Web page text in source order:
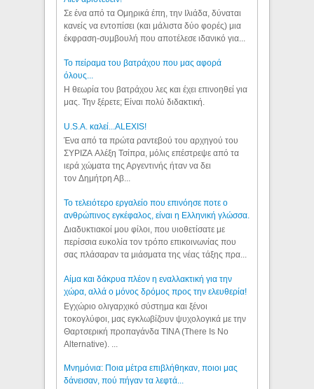
Σε ένα από τα Ομηρικά έπη, την Ιλιάδα, δύναται
κανείς να εντοπίσει (και μάλιστα δύο φορές) μια
έκφραση-συμβουλή που αποτέλεσε ιδανικό για...
Το πείραμα του βατράχου που μας αφορά
όλους...
Η θεωρία του βατράχου λες και έχει επινοηθεί για
μας. Την ξέρετε; Είναι πολύ διδακτική.
U.S.A. καλεί...ALEXIS!
Ένα από τα πρώτα ραντεβού του αρχηγού του
ΣΥΡΙΖΑ Αλέξη Τσίπρα, μόλις επέστρεψε από τα
ιερά χώματα της Αργεντινής ήταν να δει
τον Δημήτρη Αβ...
Το τελειότερο εργαλείο που επινόησε ποτε ο
ανθρώπινος εγκέφαλος, είναι η Ελληνική γλώσσα.
Διαδυκτιακοί μου φίλοι, που υιοθετίσατε με
περίσσια ευκολία τον τρόπο επικοινωνίας που
σας πλάσαραν τα μιάσματα της νέας τάξης πρα...
Αίμα και δάκρυα πλέον η εναλλακτική για την
χώρα, αλλά ο μόνος δρόμος προς την ελευθερία!
Εγχώριο ολιγαρχικό σύστημα και ξένοι
τοκογλύφοι, μας εγκλωβίζουν ψυχολογικά με την
Θαρτσερική προπαγάνδα TINA (There Is No
Alternative). ...
Μνημόνια: Ποια μέτρα επιβλήθηκαν, ποιοι μας
δάνεισαν, πού πήγαν τα λεφτά...